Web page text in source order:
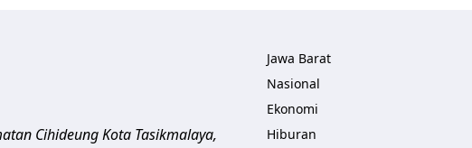
CihideungKota Tasikmalaya,
Jawa Barat
Nasional
Ekonomi
Hiburan